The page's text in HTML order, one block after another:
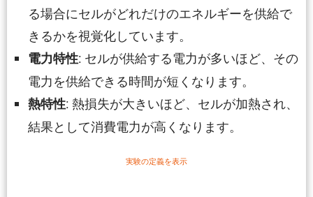
る場合にセルがどれだけのエネルギーを供給で
きるかを視覚化しています。
電力特性: セルが供給する電力が多いほど、その
電力を供給できる時間が短くなります。
熱特性: 熱損失が大きいほど、セルが加熱され、
結果として消費電力が高くなります。
実験の定義を表示